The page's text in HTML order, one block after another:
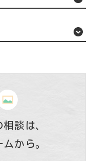
談は、
から。